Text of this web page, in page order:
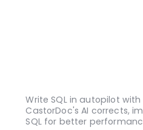
Write SQL in autopilot with
CastorDoc's AI corrects,
SQL for better